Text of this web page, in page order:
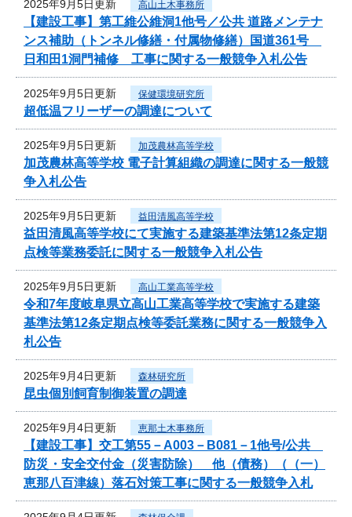
2025年9月5日更新 高山土木事務所
【建設工事】第工維公維洞1他号／公共 道路メンテナ
ンス補助（トンネル修繕・付属物修繕）国道361号
日和田1洞門補修 工事に関する一般競争入札公告
2025年9月5日更新 保健環境研究所
超低温フリーザーの調達について
2025年9月5日更新 加茂農林高等学校
加茂農林高等学校 電子計算組織の調達に関する一般競
争入札公告
2025年9月5日更新 益田清風高等学校
益田清風高等学校にて実施する建築基準法第12条定期
点検等業務委託に関する一般競争入札公告
2025年9月5日更新 高山工業高等学校
令和7年度岐阜県立高山工業高等学校で実施する建築
基準法第12条定期点検等委託業務に関する一般競争入
札公告
2025年9月4日更新 森林研究所
昆虫個別飼育制御装置の調達
2025年9月4日更新 恵那土木事務所
【建設工事】交工第55－A003－B081－1他号/公共
防災・安全交付金（災害防除） 他（債務）（（一）
恵那八百津線）落石対策工事に関する一般競争入札